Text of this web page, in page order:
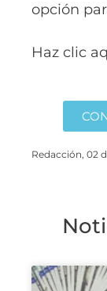
opción
Haz clic
Redacción, 02